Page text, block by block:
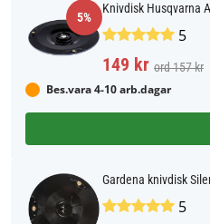
5%
Knivdisk Husqvarna
5
149 kr ord 157 kr
Bes.vara 4-10 arb.dagar
Gardena knivdisk
5